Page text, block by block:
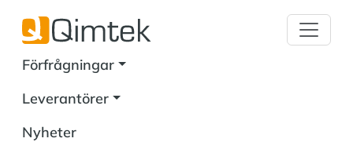
Förfrågningar
Leverantörer
Nyheter